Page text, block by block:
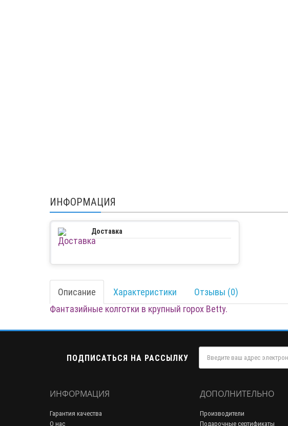
ИНФОРМАЦИЯ
Доставка
Описание Характеристики
Отзывы (0)
Фантазийные колготки в крупный горох Betty.
ПОДПИСАТЬСЯ НА РАССЫЛКУ
ИНФОРМАЦИЯ
Гарантия качества
О нас
ДОПОЛНИТЕЛЬНО
Производители
Подарочные сертификаты